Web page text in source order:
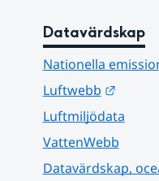
Datavärdskap
Nationella
Luftwebb
Länk
Luftmiljödata
VattenWebb
Datavärdskap,